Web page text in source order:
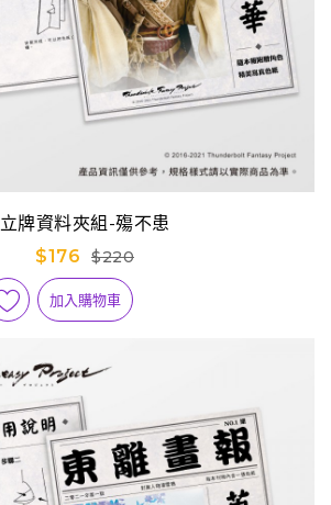
立牌資料夾組-殤不患
$176
$220
加入購物車